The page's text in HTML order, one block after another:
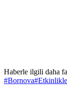
Haberle ilgili daha
#Bornova#